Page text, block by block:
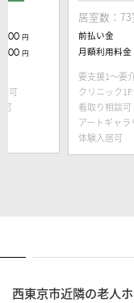
円
円
可
可
居室数：73
前払い金
月額利用料金
要支援1～要
クリニック
看取り相談可
アートギャ
体験入居可
西東京市近隣の老人